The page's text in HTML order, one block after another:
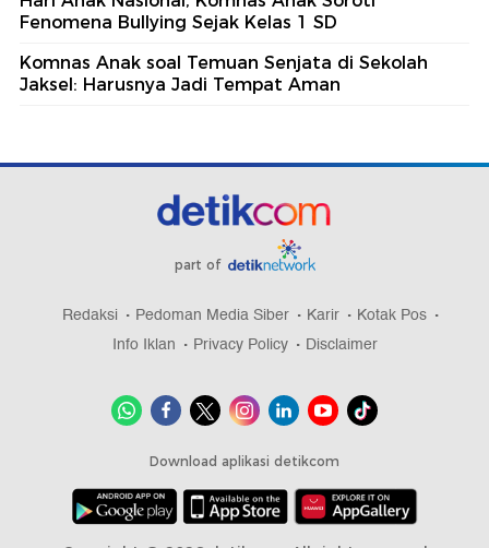
Fenomena Bullying Sejak Kelas 1 SD
Komnas Anak soal Temuan Senjata di Sekolah
Jaksel: Harusnya Jadi Tempat Aman
part of
Redaksi Pedoman Media Siber Karir
Kotak Pos
Info Iklan
Privacy Policy Disclaimer
Download aplikasi detikcom